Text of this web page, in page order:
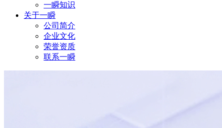
一瞬知识
关于一瞬
公司简介
企业文化
荣誉资质
联系一瞬